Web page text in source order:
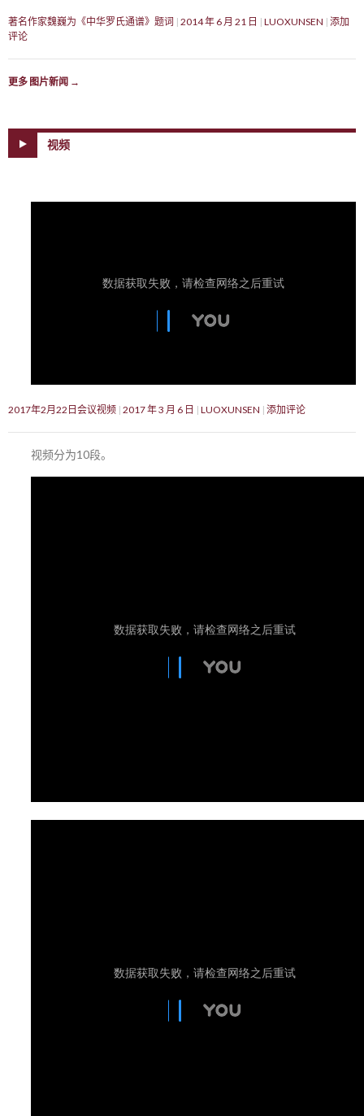
著名作家魏巍为《中华罗氏通谱》题词 2014 年 6 月 21 日 LUOXUNSEN 添加
评论
更多 图片新闻 →
视频
2017年2月22日会议视频 2017 年 3 月 6 日 LUOXUNSEN 添加评论
视频分为10段。